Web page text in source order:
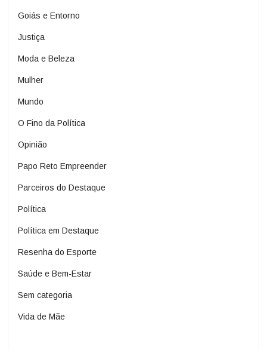
Goiás e Entorno
Justiça
Moda e Beleza
Mulher
Mundo
O Fino da Política
Opinião
Papo Reto Empreender
Parceiros do Destaque
Política
Política em Destaque
Resenha do Esporte
Saúde e Bem-Estar
Sem categoria
Vida de Mãe